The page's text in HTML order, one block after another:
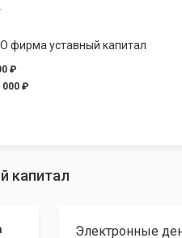
фирма уставный капитал
₽
000 ₽
капитал
Электронные